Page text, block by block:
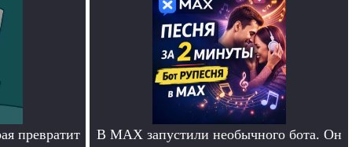
превратит
В MAX запустили необычного бота. Он